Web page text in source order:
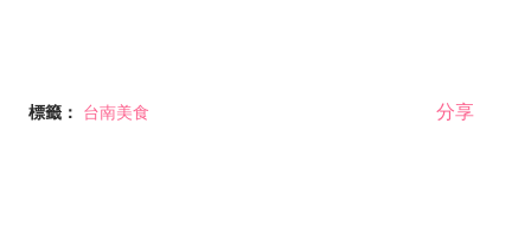
標籤： 台南美食 分享